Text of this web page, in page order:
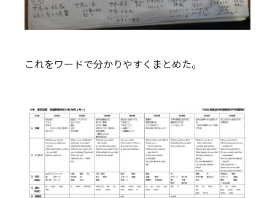
これをワードで分かりやすくまとめた。